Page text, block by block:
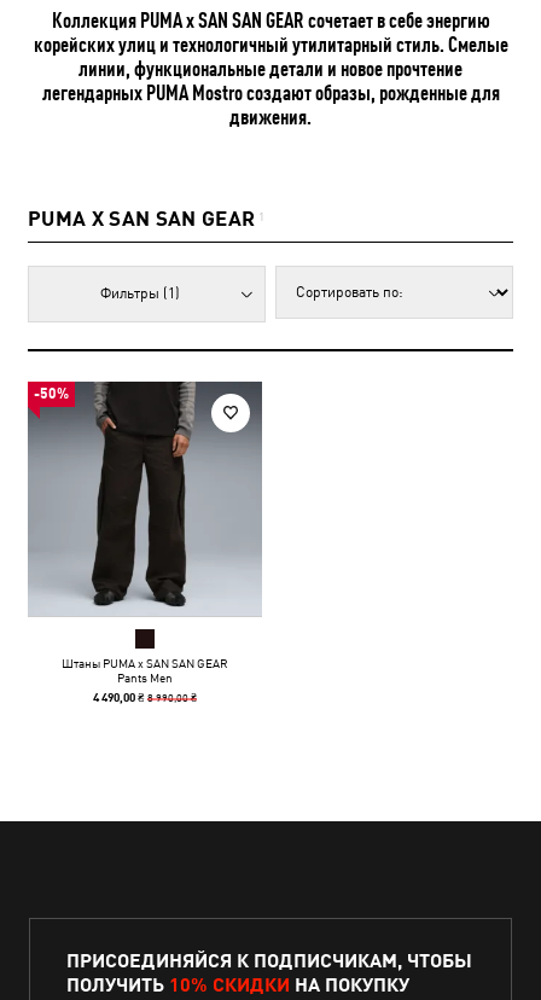
Коллекция PUMA x SAN SAN GEAR сочетает в себе энергию
корейских улиц и технологичный утилитарный стиль. Смелые
линии, функциональные детали и новое прочтение
легендарных PUMA Mostro создают образы, рожденные для
движения.
PUMA X SAN SAN GEAR 1
Фильтры (1)
-50%
Штаны PUMA x SAN SAN GEAR
Pants Men
4 490,00 ₴8 990,00 ₴
ПРИСОЕДИНЯЙСЯ К ПОДПИСЧИКАМ, ЧТОБЫ
ПОЛУЧИТЬ 10% СКИДКИ НА ПОКУПКУ